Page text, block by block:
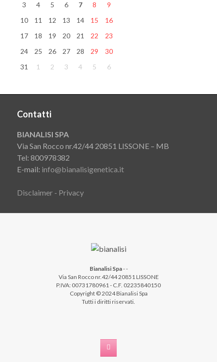
3
4 5 6 7 8
9
10
11 12 13 14 15
16
17
18 19 20 21 22
23
24
25 26 27 28 29
30
31
1 2 3 4 5 6
Contatti
BIANALISI SPA
Via San Rocco nr.42/44 20851 LISSONE – MB
Tel: 800978382
E-mail: info@bianalisigenetica.it
Disclaimer - Privacy
Bianalisi Spa--
Via San Rocco nr.42/44 20851 LISSONE
P.IVA: 00731780961 - C.F. 02235840150
Copyright © 2024 Bianalisi Spa
Tutti i diritti riservati.